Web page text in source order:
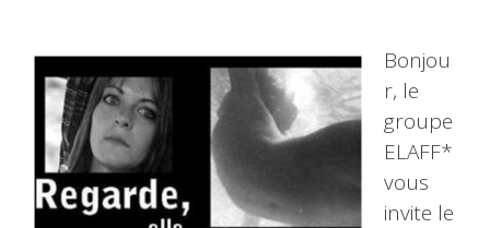
Bonjou
r, le
groupe
ELAFF*
vous
invite le